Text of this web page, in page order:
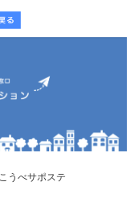
こうべサポステ